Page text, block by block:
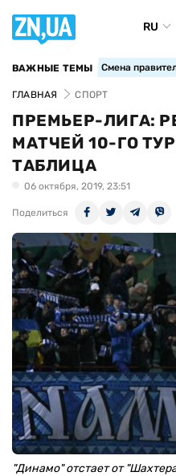
RU
ВАЖНЫЕ ТЕМЫ Смена
ГЛАВНАЯ СПОРТ
ПРЕМЬЕР-ЛИГА:
МАТЧЕЙ 10-ГО
ТАБЛИЦА
06 октября, 2019, 23:51
Поделиться
"Динамо" отстает от